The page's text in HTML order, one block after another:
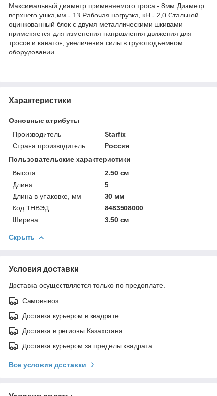
Максимальный диаметр применяемого троса - 8мм Диаметр
верхнего ушка,мм - 13 Рабочая нагрузка, кН - 2,0 Стальной
оцинкованный блок с двумя металлическими шкивами
применяется для изменения направления движения для
тросов и канатов, увеличения силы в грузоподъемном
оборудовании.
Характеристики
Основные атрибуты
Производитель
Starfix
Страна производитель
Россия
Пользовательские характеристики
Высота
2.50 см
Длина
5
Длина в упаковке, мм
30 мм
Код ТНВЭД
8483508000
Ширина
3.50 см
Скрыть
Условия доставки
Доставка осуществляется только по предоплате.
Самовывоз
Доставка курьером в квадрате
Доставка в регионы Казахстана
Доставка курьером за пределы квадрата
Все условия доставки